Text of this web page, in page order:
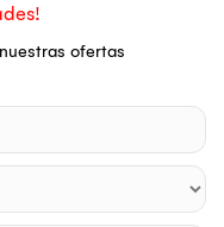
ofertas